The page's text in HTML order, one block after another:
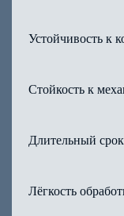
Устойчивость к
Стойкость к
Длительный
Лёгкость